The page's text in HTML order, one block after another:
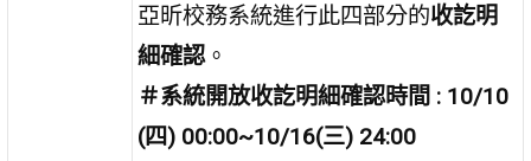
亞昕校務系統進行此四部分的收訖明
細確認。
＃系統開放收訖明細確認時間 : 10/10
(四) 00:00~10/16(三) 24:00